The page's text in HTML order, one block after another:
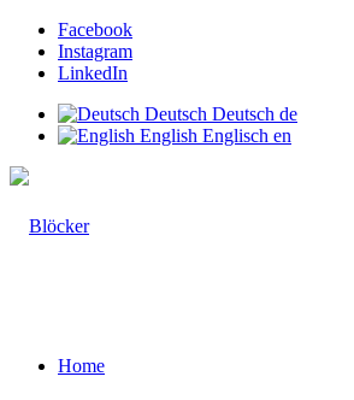
Facebook
Instagram
LinkedIn
Deutsch Deutsch de
English Englisch en
Home